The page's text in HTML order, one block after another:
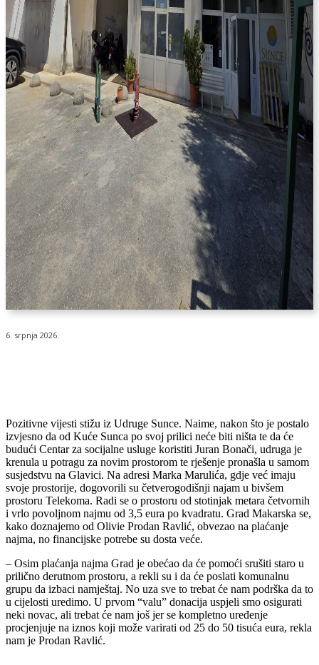
6. srpnja 2026.
Pozitivne vijesti stižu iz Udruge Sunce. Naime, nakon što je postalo
izvjesno da od Kuće Sunca po svoj prilici neće biti ništa te da će
budući Centar za socijalne usluge koristiti Juran Bonači, udruga je
krenula u potragu za novim prostorom te rješenje pronašla u samom
susjedstvu na Glavici. Na adresi Marka Marulića, gdje već imaju
svoje prostorije, dogovorili su četverogodišnji najam u bivšem
prostoru Telekoma. Radi se o prostoru od stotinjak metara četvornih
i vrlo povoljnom najmu od 3,5 eura po kvadratu. Grad Makarska se,
kako doznajemo od Olivie Prodan Ravlić, obvezao na plaćanje
najma, no financijske potrebe su dosta veće.
– Osim plaćanja najma Grad je obećao da će pomoći srušiti staro u
prilično derutnom prostoru, a rekli su i da će poslati komunalnu
grupu da izbaci namještaj. No uza sve to trebat će nam podrška da to
u cijelosti uredimo. U prvom “valu” donacija uspjeli smo osigurati
neki novac, ali trebat će nam još jer se kompletno uređenje
procjenjuje na iznos koji može varirati od 25 do 50 tisuća eura, rekla
nam je Prodan Ravlić.